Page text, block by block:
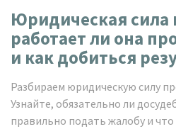
Юридическая сила
работает ли она
и как добиться
Разбираем юридическую силу
Узнайте, обязательно ли
правильно подать жалобу и что